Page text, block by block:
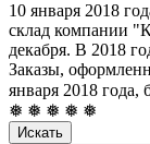
10 января 2018
склад компании
декабря. В 2018
Заказы,
января 2018 года,
❅ ❅ ❅ ❅ ❅
Искать